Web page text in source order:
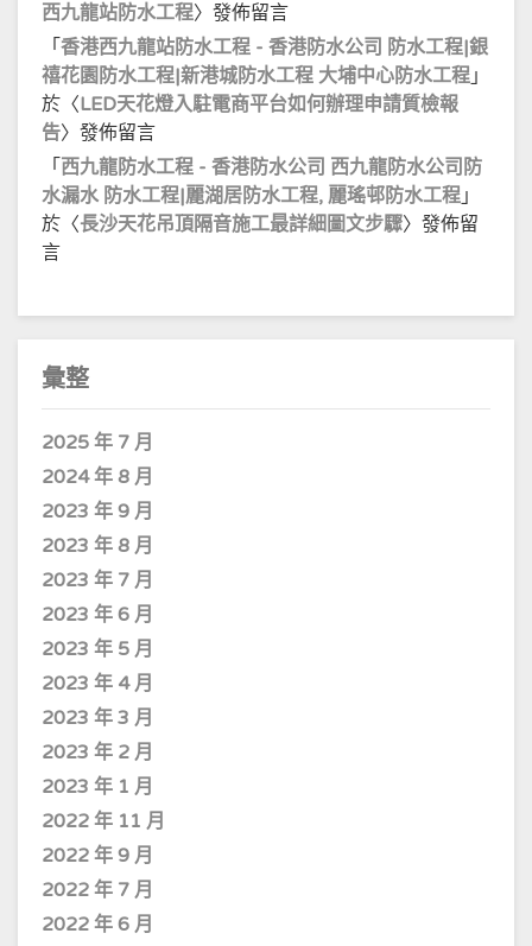
西九龍站防水工程〉發佈留言
「 香港西九龍站防水工程 - 香港防水公司 防水工程|銀
禧花園防水工程|新港城防水工程 大埔中心防水工程 」
於〈LED天花燈入駐電商平台如何辦理申請質檢報
告〉發佈留言
「 西九龍防水工程 - 香港防水公司 西九龍防水公司防
水漏水 防水工程|麗湖居防水工程, 麗瑤邨防水工程 」
於〈長沙天花吊頂隔音施工最詳細圖文步驟〉發佈留
言
彙整
2025 年 7 月
2024 年 8 月
2023 年 9 月
2023 年 8 月
2023 年 7 月
2023 年 6 月
2023 年 5 月
2023 年 4 月
2023 年 3 月
2023 年 2 月
2023 年 1 月
2022 年 11 月
2022 年 9 月
2022 年 7 月
2022 年 6 月